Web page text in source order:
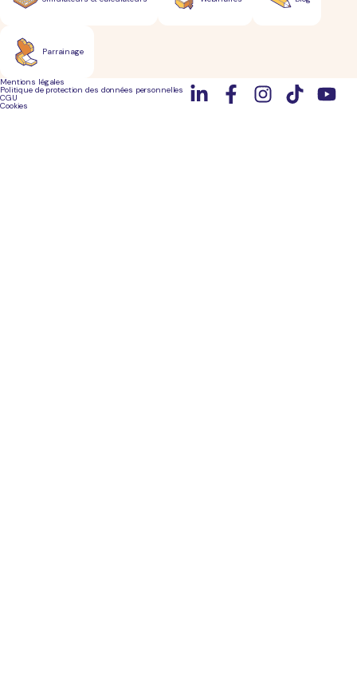
Parrainage
Mentions légales
Politique de protection des données personnelles
CGU
Cookies